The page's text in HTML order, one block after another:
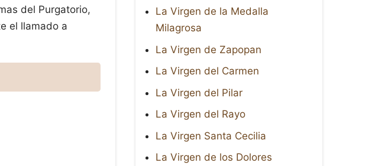
del Purgatorio,
el llamado a
La Virgen de la Medalla
Milagrosa
La Virgen de Zapopan
La Virgen del Carmen
La Virgen del Pilar
La Virgen del Rayo
La Virgen Santa Cecilia
La Virgen de los Dolores